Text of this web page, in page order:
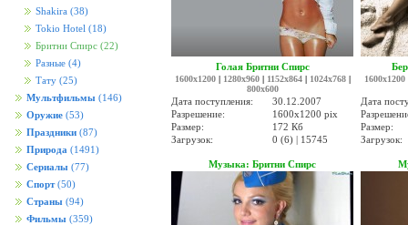
Shakira (38)
Tokio Hotel (18)
Бритни Спирс (22)
Разные (4)
Тату (25)
Мультфильмы (146)
Оружие (53)
Праздники (87)
Природа (1491)
Сериалы (77)
Спорт (50)
Страны (94)
Фильмы (359)
Голая Бритни Спирс
1600x1200| 1280x960| 1152x864| 1024x768|
800x600
Дата поступления:
30.12.2007
Разрешение:
1600x1200 pix
Размер:
172 Кб
Загрузок:
0 (6) | 15745
1600x1200
Дата
Размер:
Загрузок:
Музыка: Бритни Спирс